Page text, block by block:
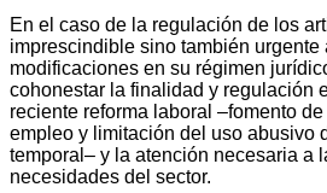
En el caso de la regulación de los
imprescindible sino también urgente
modificaciones en su régimen
cohonestar la finalidad y regulación
reciente reforma laboral –fomento
empleo y limitación del uso abusivo
temporal– y la atención necesaria a
necesidades del sector.